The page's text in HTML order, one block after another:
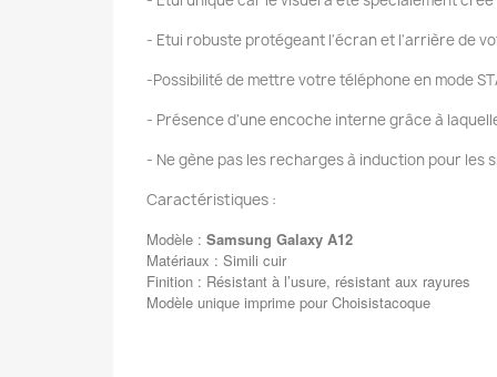
- Etui robuste protégeant l'écran et l'arrière de
-Possibilité de mettre votre téléphone en mode
- Présence d'une encoche interne grâce à
- Ne gène pas les recharges à induction pour les
Caractéristiques :
Modèle : Samsung Galaxy A12
Matériaux : Simili cuir
Finition : Résistant à l’usure, résistant aux rayures
Modèle unique imprime pour Choisistacoque